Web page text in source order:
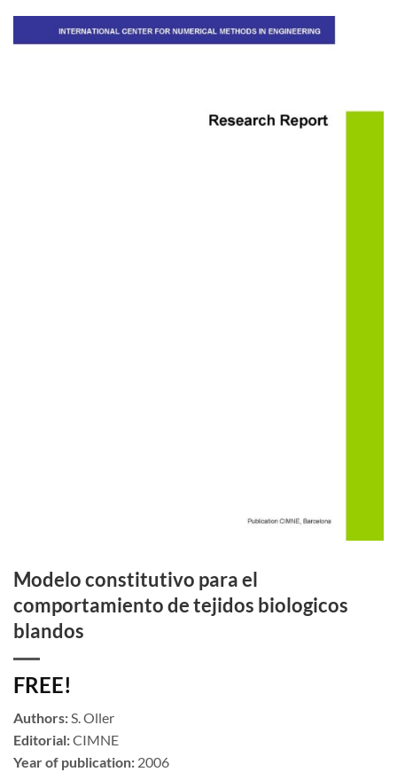
Modelo constitutivo para el
comportamiento de tejidos biologicos
blandos
FREE!
Authors:S. Oller
Editorial:CIMNE
Year of publication: 2006